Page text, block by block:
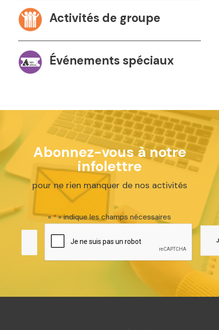
Activités de groupe
Événements spéciaux
Abonnez-vous à notre
infolettre
pour ne rien manquer de nos activités
«*» indique les champs nécessaires